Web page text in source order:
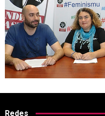
Redes